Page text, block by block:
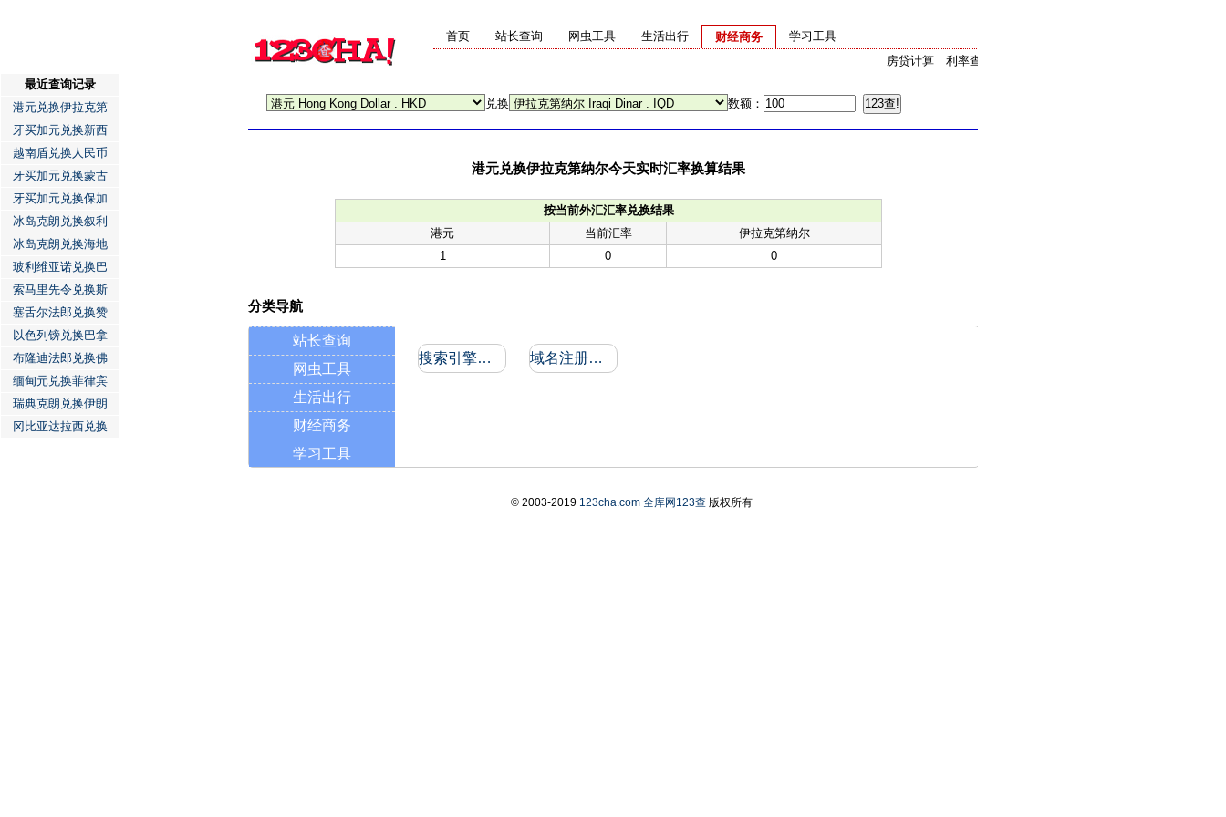
首页 站长查询 网虫工具 生活出行
财经商务
利率查询
房贷计算
学习工具
兑换 数额：
港元兑换伊拉克第纳尔今天实时汇率换算结果
按当前外汇汇率兑换结果
港元
当前汇率
伊拉克第纳尔
1
0 0
最近查询记录
港元兑换伊拉克第
牙买加元兑换新西
越南盾兑换人民币
牙买加元兑换蒙古
牙买加元兑换保加
冰岛克朗兑换叙利
冰岛克朗兑换海地
玻利维亚诺兑换巴
索马里先令兑换斯
塞舌尔法郎兑换赞
以色列镑兑换巴拿
布隆迪法郎兑换佛
缅甸元兑换菲律宾
瑞典克朗兑换伊朗
冈比亚达拉西兑换
分类导航
站长查询
网虫工具
生活出行
财经商务
学习工具
搜索引擎收录和反向链接 域名注册信息
© 2003-2019 123cha.com 全库网123查版权所有